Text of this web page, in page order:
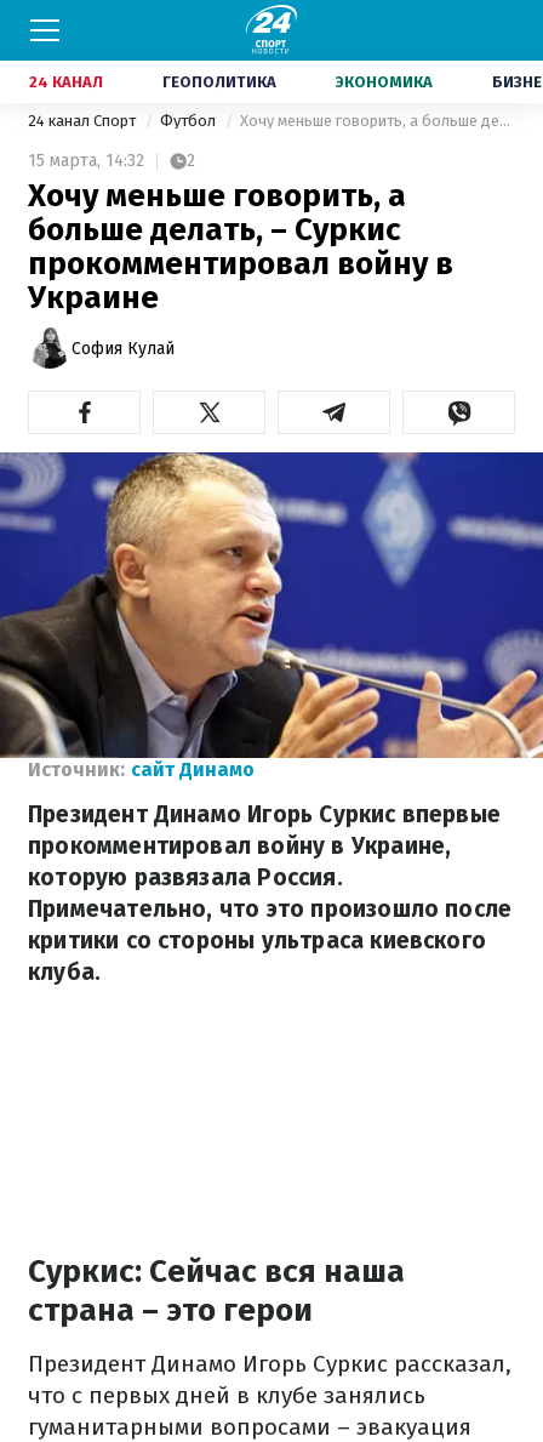
24 КАНАЛ ГЕОПОЛИТИКА ЭКОНОМИКА
24 канал Спорт Футбол Хочу меньше говорить, а больше делать, – Суркис прокомментировал войну в Украине
15 марта, 14:32 2
Хочу меньше говорить, а
больше делать, – Суркис
прокомментировал войну в
Украине
София Кулай
Источник: сайт Динамо
Президент Динамо Игорь Суркис впервые
прокомментировал войну в Украине,
которую развязала Россия.
Примечательно, что это произошло после
критики со стороны ультраса киевского
клуба.
Суркис: Сейчас вся наша
страна – это герои
Президент Динамо Игорь Суркис рассказал,
что с первых дней в клубе занялись
гуманитарными вопросами – эвакуация